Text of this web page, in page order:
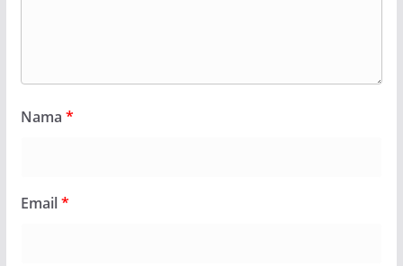
Nama *
Email*